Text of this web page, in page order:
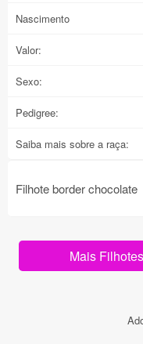
Nascimento
Valor:
Sexo:
Pedigree:
Saiba mais sobre a raça:
Filhote border chocolate
Mais